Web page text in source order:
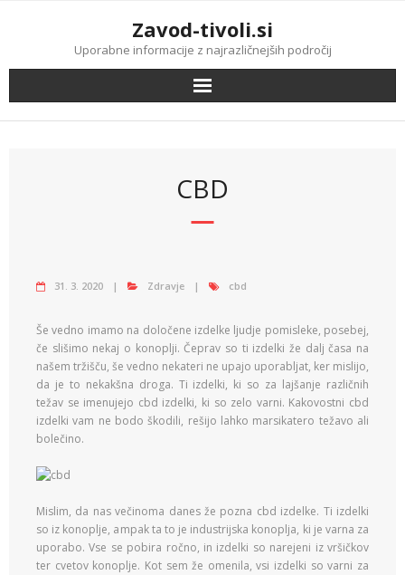
Zavod-tivoli.si
Uporabne informacije z najrazličnejših področij
CBD
31. 3. 2020 Zdravje cbd
Še vedno imamo na določene izdelke ljudje pomisleke, posebej,
če slišimo nekaj o konoplji. Čeprav so ti izdelki že dalj časa na
našem tržišču, še vedno nekateri ne upajo uporabljat, ker mislijo,
da je to nekakšna droga. Ti izdelki, ki so za lajšanje različnih
težav se imenujejo cbd izdelki, ki so zelo varni. Kakovostni cbd
izdelki vam ne bodo škodili, rešijo lahko marsikatero težavo ali
bolečino.
Mislim, da nas večinoma danes že pozna cbd izdelke. Ti izdelki
so iz konoplje, ampak ta to je industrijska konoplja, ki je varna za
uporabo. Vse se pobira ročno, in izdelki so narejeni iz vršičkov
ter cvetov konoplje. Kot sem že omenila, vsi izdelki so varni za